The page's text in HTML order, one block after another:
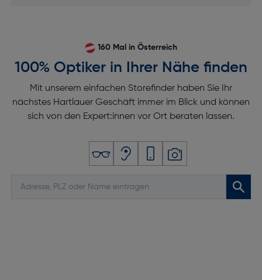
160 Mal in Österreich
100% Optiker in Ihrer Nähe finden
Mit unserem einfachen Storefinder haben Sie Ihr
nächstes Hartlauer Geschäft immer im Blick und können
sich von den Expert:innen vor Ort beraten lassen.